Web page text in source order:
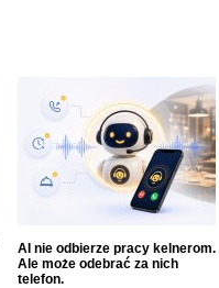
AI nie odbierze pracy kelnerom.
Ale może odebrać za nich
telefon.